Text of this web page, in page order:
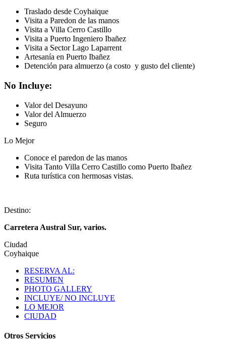
Traslado desde Coyhaique
Visita a Paredon de las manos
Visita a Villa Cerro Castillo
Visita a Puerto Ingeniero Ibañez
Visita a Sector Lago Laparrent
Artesanía en Puerto Ibañez
Detención para almuerzo (a costo y gusto del cliente)
No Incluye:
Valor del Desayuno
Valor del Almuerzo
Seguro
Lo Mejor
Conoce el paredon de las manos
Visita Tanto Villa Cerro Castillo como Puerto Ibañez
Ruta turística con hermosas vistas.
Destino:
Carretera Austral Sur, varios.
Ciudad
Coyhaique
RESERVA AL:
RESUMEN
PHOTO GALLERY
INCLUYE/ NO INCLUYE
LO MEJOR
CIUDAD
Otros Servicios